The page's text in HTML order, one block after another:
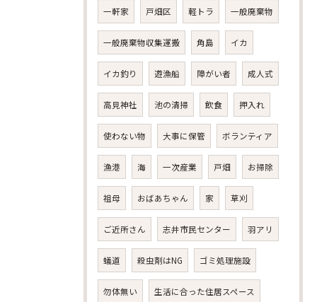
一軒家 戸畑区 軽トラ 一般廃棄物
一般廃棄物収集運搬 角島 イカ
イカ釣り 遊漁船 障がい者 成人式
高見神社 池の清掃 飲食 押入れ
使わない物 大事に保管 ボランティア
漁港 海 一次産業 戸畑 お掃除
祖母 おばあちゃん 家 草刈
ご近所さん 志井市民センター 羽アリ
蟻道 殺虫剤はNG ゴミ処理施設
勿体無い 生活に合った住居スペース